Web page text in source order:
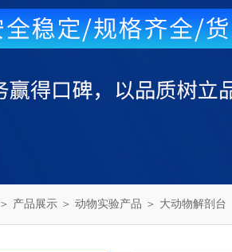
＞ 产品展示 ＞ 动物实验产品 ＞ 大动物解剖台